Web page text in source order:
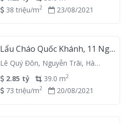
38 triệu/m2 23/08/2021
Lẩu Cháo Quốc Khánh, 11 Ngõ
8, Quận Hà Đông, Hanoi
151600, Vietnam
Lê Quý Đôn, Nguyễn Trãi, Hà
Đông, Hà Nội
2.85 tỷ 39.0 m2
73 triệu/m2 20/08/2021